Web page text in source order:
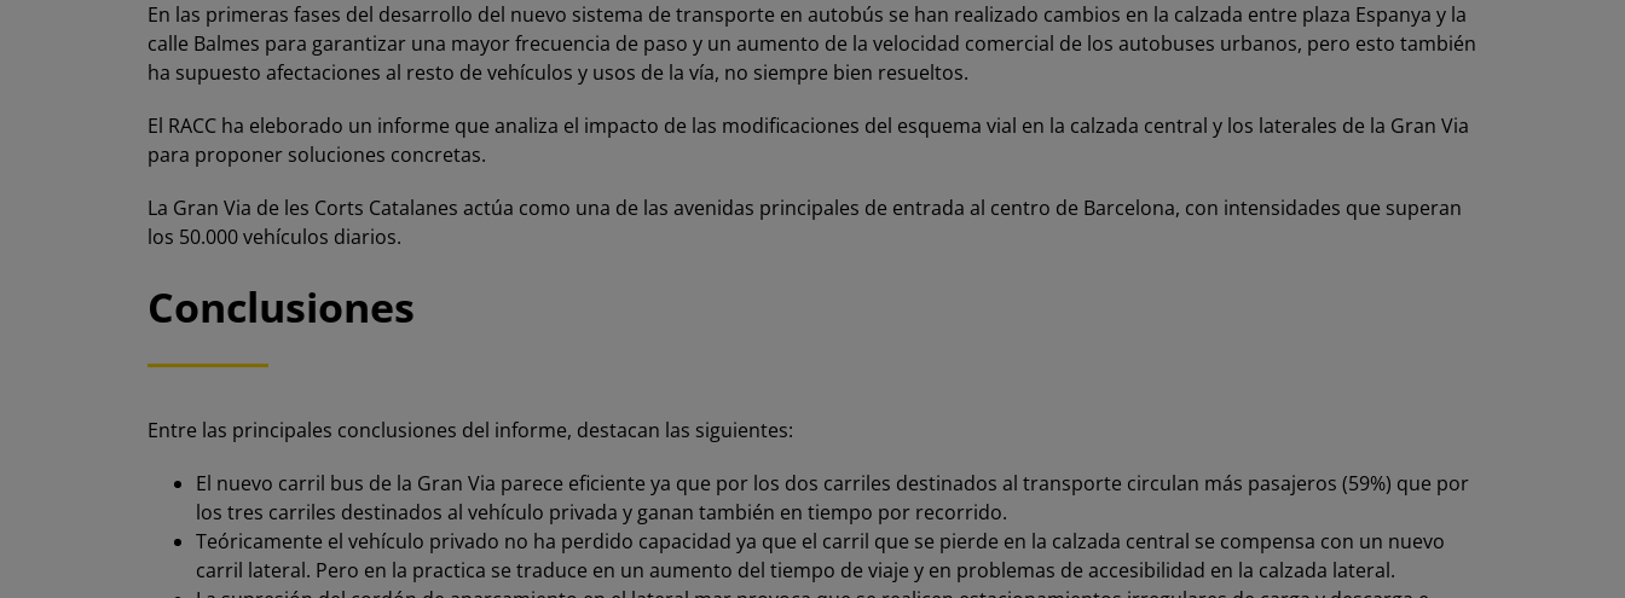
En las primeras fases del desarrollo del nuevo sistema de transporte en autobús se han realizado cambios en la calzada entre plaza Espanya y la
calle Balmes para garantizar una mayor frecuencia de paso y un aumento de la velocidad comercial de los autobuses urbanos, pero esto también
ha supuesto afectaciones al resto de vehículos y usos de la vía, no siempre bien resueltos.
El RACC ha eleborado un informe que analiza el impacto de las modificaciones del esquema vial en la calzada central y los laterales de la Gran Via
para proponer soluciones concretas.
La Gran Via de les Corts Catalanes actúa como una de las avenidas principales de entrada al centro de Barcelona, con intensidades que superan
los 50.000 vehículos diarios.
Conclusiones
Entre las principales conclusiones del informe, destacan las siguientes:
El nuevo carril bus de la Gran Via parece eficiente ya que por los dos carriles destinados al transporte circulan más pasajeros (59%) que por
los tres carriles destinados al vehículo privada y ganan también en tiempo por recorrido.
Teóricamente el vehículo privado no ha perdido capacidad ya que el carril que se pierde en la calzada central se compensa con un nuevo
carril lateral. Pero en la practica se traduce en un aumento del tiempo de viaje y en problemas de accesibilidad en la calzada lateral.